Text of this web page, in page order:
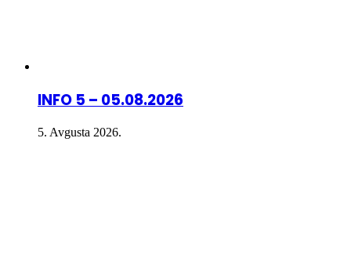
INFO 5 – 05.08.2026
5. Avgusta 2026.